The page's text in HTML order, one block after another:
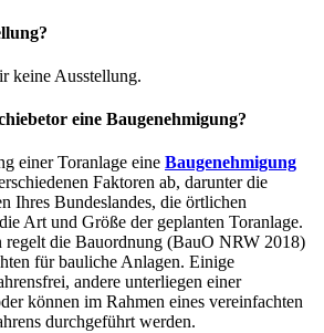
keine Ausstellung.
eine Baugenehmigung?
einer Toranlage eine Baugenehmigung
Faktoren ab, darunter die
Ihres Bundeslandes, die örtlichen
Art und Größe der geplanten Toranlage.
regelt die Bauordnung (BauO NRW 2018)
für bauliche Anlagen. Einige
andere unterliegen einer
können im Rahmen eines vereinfachten
durchgeführt werden.